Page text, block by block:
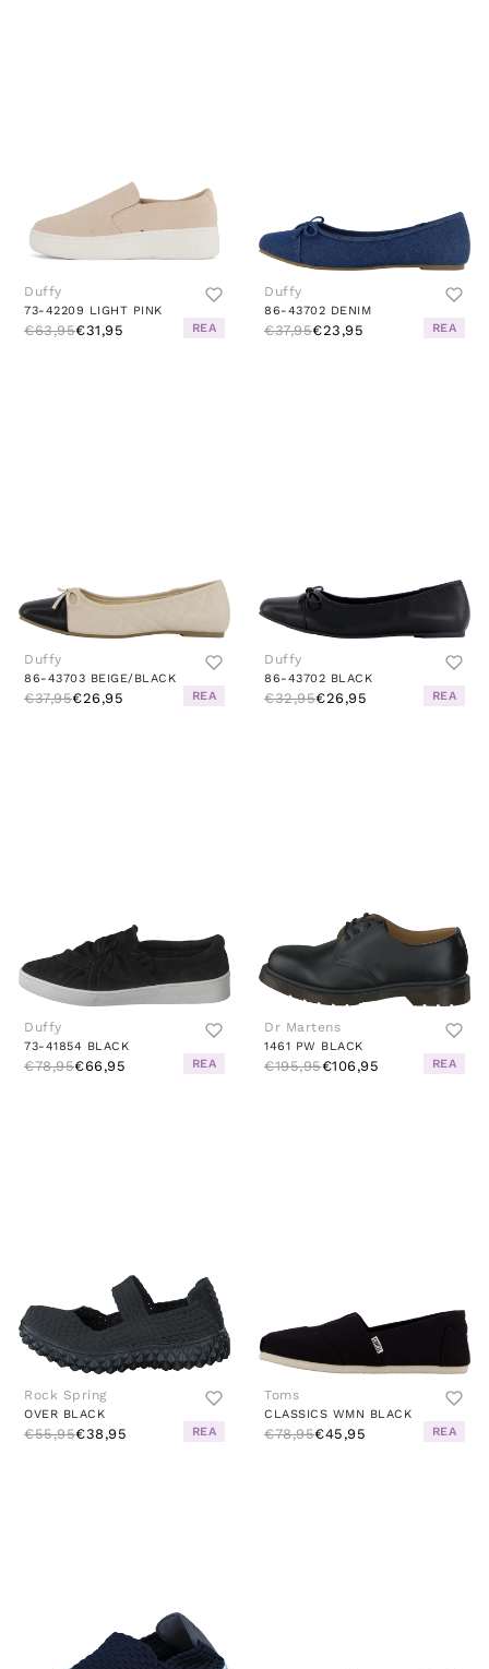
Duffy
73-42209 LIGHT PINK
€63,95€31,95 REA
Duffy
86-43702 DENIM
€37,95€23,95 REA
Duffy
86-43703 BEIGE/BLACK
€37,95€26,95 REA
Duffy
86-43702 BLACK
€32,95€26,95 REA
Duffy
73-41854 BLACK
€78,95€66,95 REA
Dr Martens
1461 PW BLACK
€195,95€106,95 REA
Rock Spring
OVER BLACK
€55,95€38,95 REA
Toms
CLASSICS WMN BLACK
€78,95€45,95 REA